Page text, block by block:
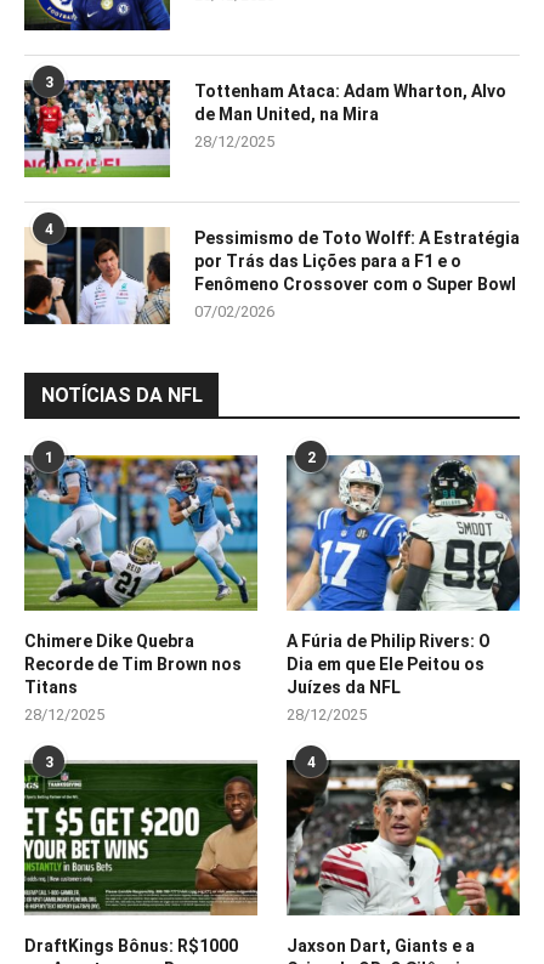
3
Tottenham Ataca: Adam Wharton, Alvo
de Man United, na Mira
28/12/2025
4
Pessimismo de Toto Wolff: A Estratégia
por Trás das Lições para a F1 e o
Fenômeno Crossover com o Super Bowl
07/02/2026
NOTÍCIAS DA NFL
1
Chimere Dike Quebra
Recorde de Tim Brown nos
Titans
28/12/2025
2
A Fúria de Philip Rivers: O
Dia em que Ele Peitou os
Juízes da NFL
28/12/2025
3
DraftKings Bônus: R$1000
4
Jaxson Dart, Giants e a